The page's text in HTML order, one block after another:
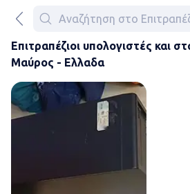
Επιτραπέζιοι υπολογιστές και
Μαύρος - Ελλαδα